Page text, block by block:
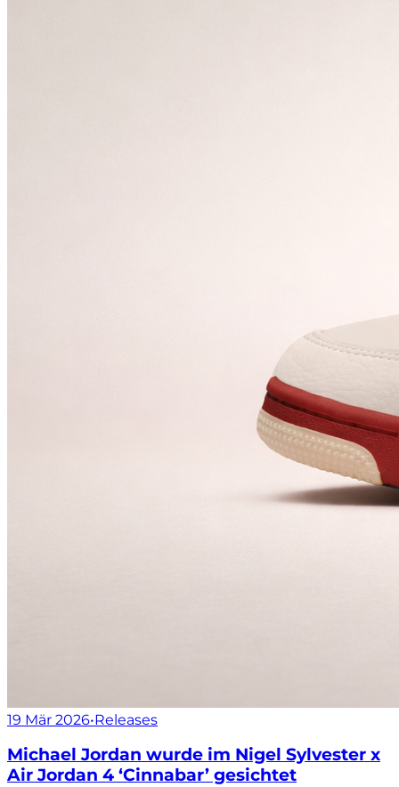
19 Mär 2026•Releases
Michael Jordan wurde im Nigel Sylvester x
Air Jordan 4 ‘Cinnabar’ gesichtet